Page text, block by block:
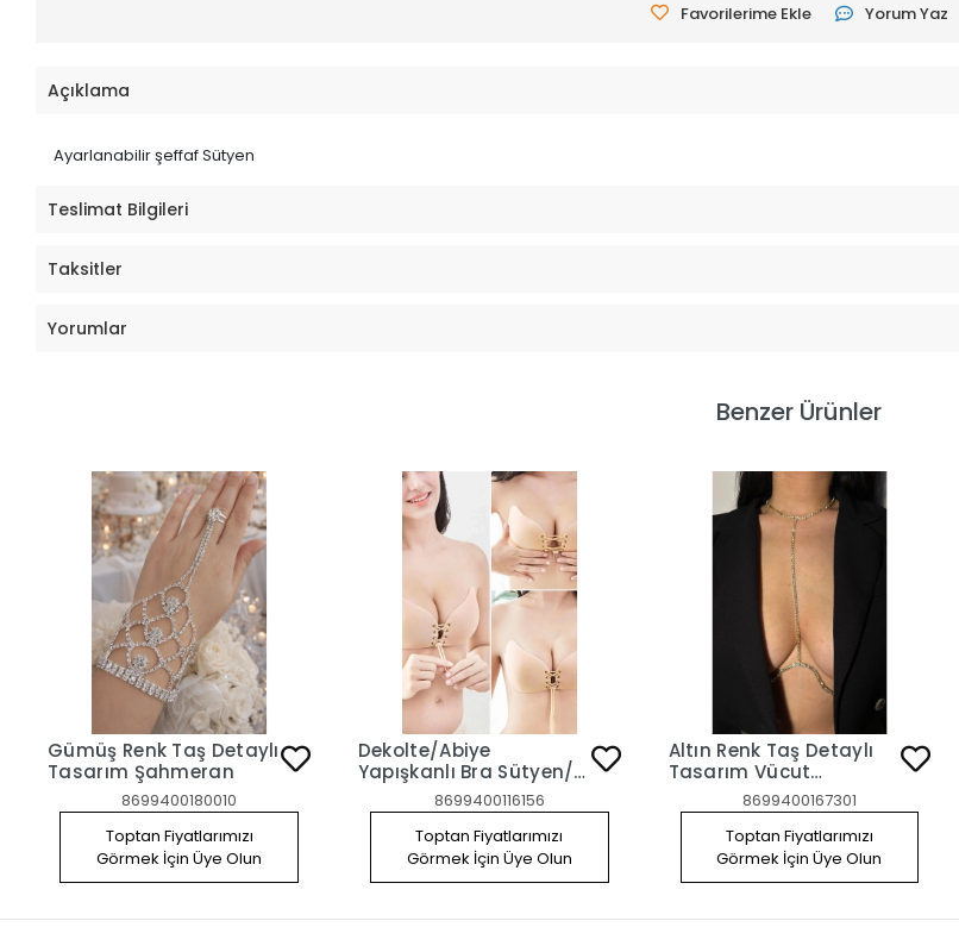
Favorilerime Ekle Yorum Yaz
Açıklama
Ayarlanabilir şeffaf Sütyen
Teslimat Bilgileri
Taksitler
Yorumlar
Benzer Ürünler
Gümüş Renk Taş Detaylı
Tasarım Şahmeran
8699400180010
Toptan Fiyatlarımızı
Görmek İçin Üye Olun
Dekolte/Abiye
Yapışkanlı Bra Sütyen/
Askısız Straplez Göğüs
Dikleştirici Sütyen 80B
8699400116156
Toptan Fiyatlarımızı
Görmek İçin Üye Olun
Altın Renk Taş Detaylı
Tasarım Vücut
Aksesuar8699400167301
Toptan Fiyatlarımızı
Görmek İçin Üye Olun